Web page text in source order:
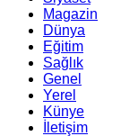
Magazin
Dünya
Eğitim
Sağlık
Genel
Yerel
Künye
İletişim